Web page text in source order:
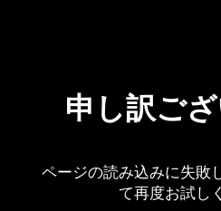
申し訳ご
ページの読み込みに失敗
て再度お試し